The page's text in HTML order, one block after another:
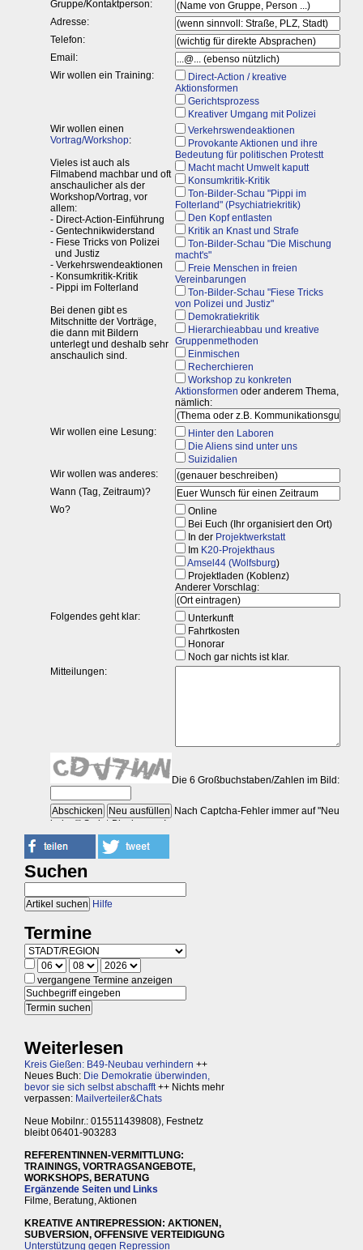
Suchen
Hilfe
Termine
vergangene Termine anzeigen
Weiterlesen
Kreis Gießen: B49-Neubau verhindern ++
Neues Buch: Die Demokratie überwinden,
bevor sie sich selbst abschafft++ Nichts mehr
verpassen: Mailverteiler&Chats
Neue Mobilnr.: 015511439808), Festnetz
bleibt 06401-903283
REFERENTINNEN-VERMITTLUNG:
TRAININGS, VORTRAGSANGEBOTE,
WORKSHOPS, BERATUNG
Ergänzende Seiten und Links
Filme, Beratung, Aktionen
KREATIVE ANTIREPRESSION: AKTIONEN,
SUBVERSION, OFFENSIVE VERTEIDIGUNG
Unterstützung gegen Repression